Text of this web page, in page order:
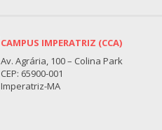
CAMPUS IMPERATRIZ (CCA)
Av. Agrária, 100 – Colina Park
CEP: 65900-001
Imperatriz-MA